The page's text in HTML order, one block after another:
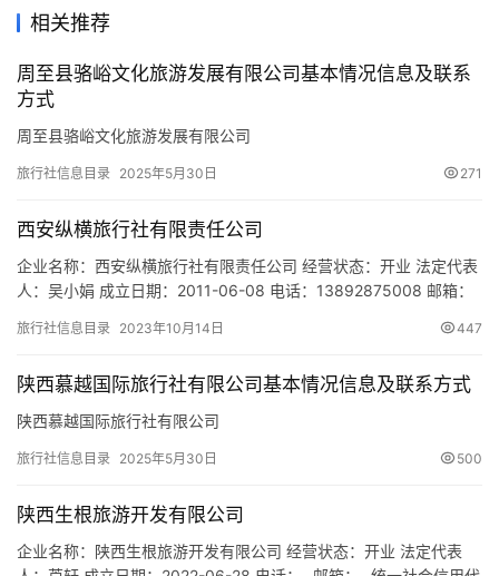
相关推荐
周至县骆峪文化旅游发展有限公司基本情况信息及联系
方式
周至县骆峪文化旅游发展有限公司
旅行社信息目录 2025年5月30日 271
西安纵横旅行社有限责任公司
企业名称：西安纵横旅行社有限责任公司 经营状态：开业 法定代表
人：吴小娟 成立日期：2011-06-08 电话：13892875008 邮箱：
91610104575085260Q 注册地址：西安市莲湖区环城西路78号东
经营项…
旅行社信息目录 2023年10月14日 447
陕西慕越国际旅行社有限公司基本情况信息及联系方式
陕西慕越国际旅行社有限公司
旅行社信息目录 2025年5月30日 500
陕西生根旅游开发有限公司
企业名称：陕西生根旅游开发有限公司 经营状态：开业 法定代表